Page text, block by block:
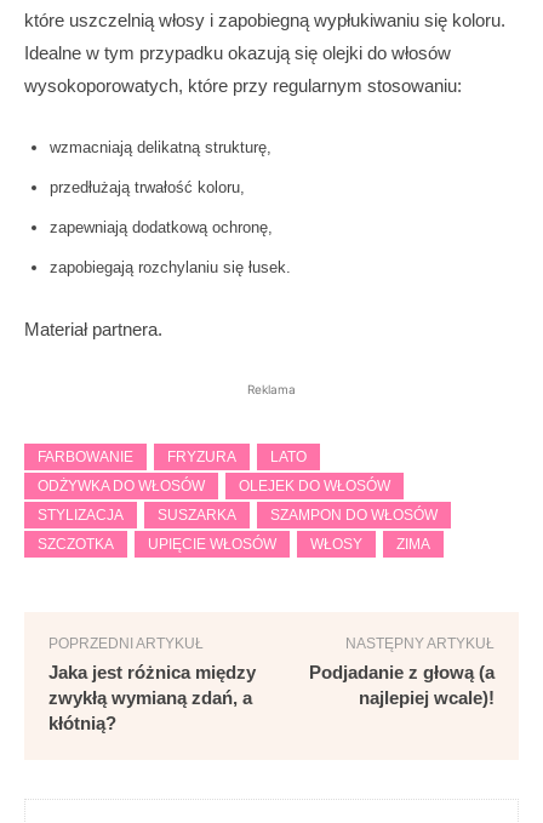
które uszczelnią włosy i zapobiegną wypłukiwaniu się koloru.
Idealne w tym przypadku okazują się olejki do włosów
wysokoporowatych, które przy regularnym stosowaniu:
wzmacniają delikatną strukturę,
przedłużają trwałość koloru,
zapewniają dodatkową ochronę,
zapobiegają rozchylaniu się łusek.
Materiał partnera.
Reklama
FARBOWANIE FRYZURA
LATO
ODŻYWKA DO WŁOSÓW
OLEJEK DO WŁOSÓW
STYLIZACJA
SUSZARKA
SZAMPON DO WŁOSÓW
SZCZOTKA
UPIĘCIE WŁOSÓW WŁOSY ZIMA
POPRZEDNI ARTYKUŁ
Jaka jest różnica między
zwykłą wymianą zdań, a
kłótnią?
NASTĘPNY ARTYKUŁ
Podjadanie z głową (a
najlepiej wcale)!